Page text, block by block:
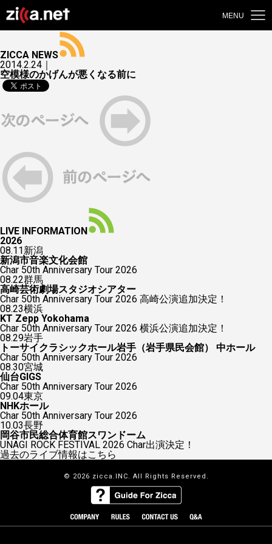
MENU
ZICCA NEWS
2014.2.24｜
空模様のかげんが悪くなる前に
LIVE INFORMATION
2026
08.11新潟
新潟市音楽文化会館
Char 50th Anniversary Tour 2026
08.22群馬
高崎芸術劇場スタジオシアター
Char 50th Anniversary Tour 2026 高崎公演追加決定！
08.23横浜
KT Zepp Yokohama
Char 50th Anniversary Tour 2026 横浜公演追加決定！
08.29岩手
トーサイクラシックホール岩手（岩手県民会館） 中ホール
Char 50th Anniversary Tour 2026
08.30宮城
仙台GIGS
Char 50th Anniversary Tour 2026
09.04東京
NHKホール
Char 50th Anniversary Tour 2026
10.03長野
岡谷市民総合体育館スワンドーム
UNAGI ROCK FESTIVAL 2026 Char出演決定！
過去のライブ情報はこちら
© 2026 zicca.INC. All Rights Reserved.